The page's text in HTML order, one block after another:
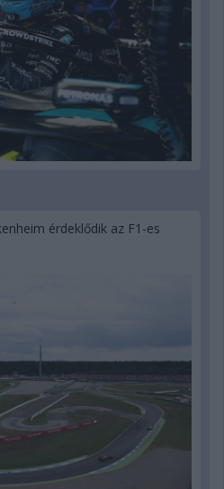
érdeklődik az F1-es